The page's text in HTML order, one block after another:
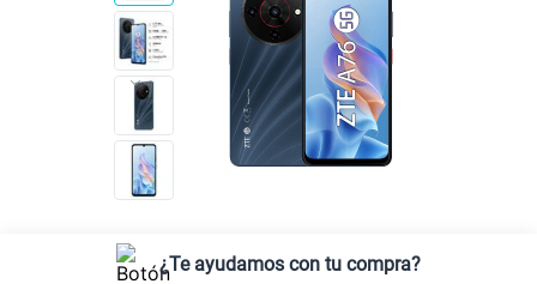
¿Te ayudamos con tu compra?